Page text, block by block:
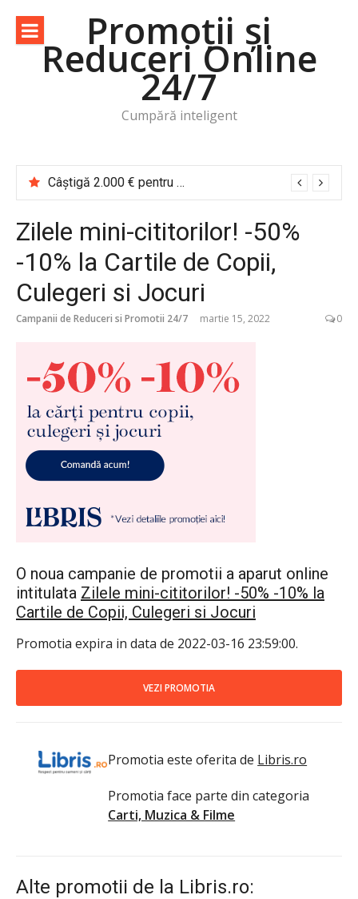
conținut
Promoții și
Reduceri Online
24/7
Cumpără inteligent
Câștigă 2.000 € pentru o vacanță de cititor Cărțile te trimit în călătorie
Zilele mini-cititorilor! -50%
-10% la Cartile de Copii,
Culegeri si Jocuri
Campanii de Reduceri si Promotii 24/7 martie 15, 2022 0
O noua campanie de promotii a aparut online
intitulata Zilele mini-cititorilor! -50% -10% la
Cartile de Copii, Culegeri si Jocuri
Promotia expira in data de 2022-03-16 23:59:00.
VEZI PROMOTIA
Promotia este oferita de Libris.ro
Promotia face parte din categoria
Carti, Muzica & Filme
Alte promotii de la Libris.ro: